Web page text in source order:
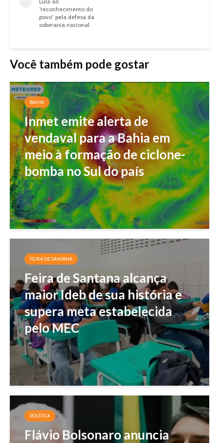
“reconhecimento do
povo” pela defesa da
soberania nacional
Você também pode gostar
BAHIA
Inmet emite alerta de
vendaval para a Bahia em
meio à formação de ciclone-
bomba no Sul do país
FEIRA DE SANTANA
Feira de Santana alcança
maior Ideb de sua história e
supera meta estabelecida
pelo MEC
POLÍTICA
Flávio Bolsonaro anuncia